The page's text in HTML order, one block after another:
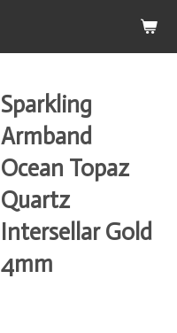
Sparkling
Armband
Ocean Topaz
Quartz
Intersellar Gold
4mm